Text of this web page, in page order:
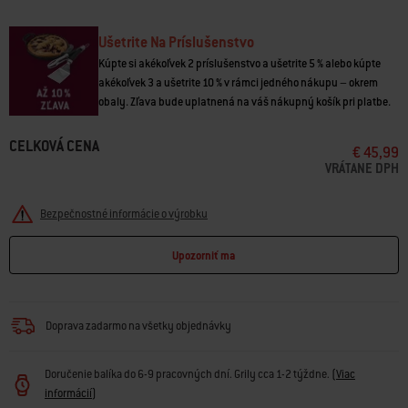
Ušetrite Na Príslušenstvo
Kúpte si akékoľvek 2 príslušenstvo a ušetrite 5 % alebo kúpte
akékoľvek 3 a ušetrite 10 % v rámci jedného nákupu – okrem
obaly. Zľava bude uplatnená na váš nákupný košík pri platbe.
CELKOVÁ CENA € 45,99
VRÁTANE DPH
Bezpečnostné informácie o výrobku
Upozorniť ma
Doprava zadarmo na všetky objednávky
Doručenie balíka do 6-9 pracovných dní. Grily cca 1-2 týždne. (Viac
informácií)